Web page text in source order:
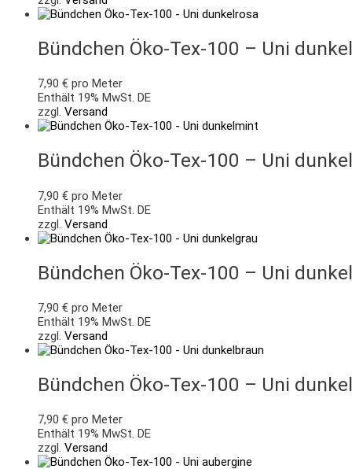
Bündchen Öko-Tex-100 – Uni
7,90 € pro Meter
Enthält 19% MwSt. DE
zzgl. Versand
Bündchen Öko-Tex-100 – Uni
7,90 € pro Meter
Enthält 19% MwSt. DE
zzgl. Versand
Bündchen Öko-Tex-100 – Uni
7,90 € pro Meter
Enthält 19% MwSt. DE
zzgl. Versand
Bündchen Öko-Tex-100 – Uni
7,90 € pro Meter
Enthält 19% MwSt. DE
zzgl. Versand